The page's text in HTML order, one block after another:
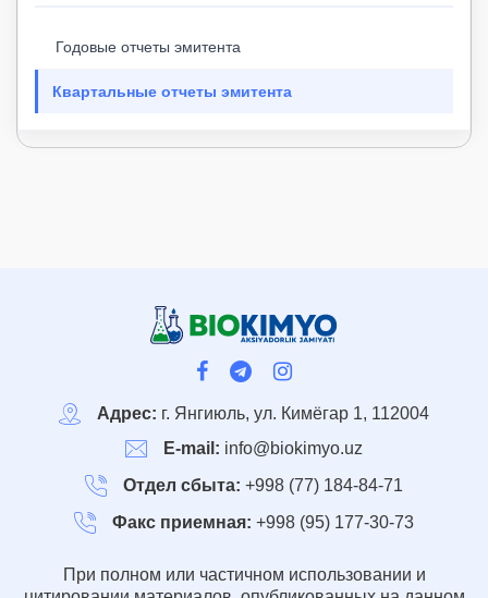
Годовые отчеты эмитента
Квартальные отчеты эмитента
Адрес: г. Янгиюль, ул. Кимёгар 1, 112004
E-mail: info@biokimyo.uz
Отдел сбыта: +998 (77) 184-84-71
Факс приемная: +998 (95) 177-30-73
При полном или частичном использовании и